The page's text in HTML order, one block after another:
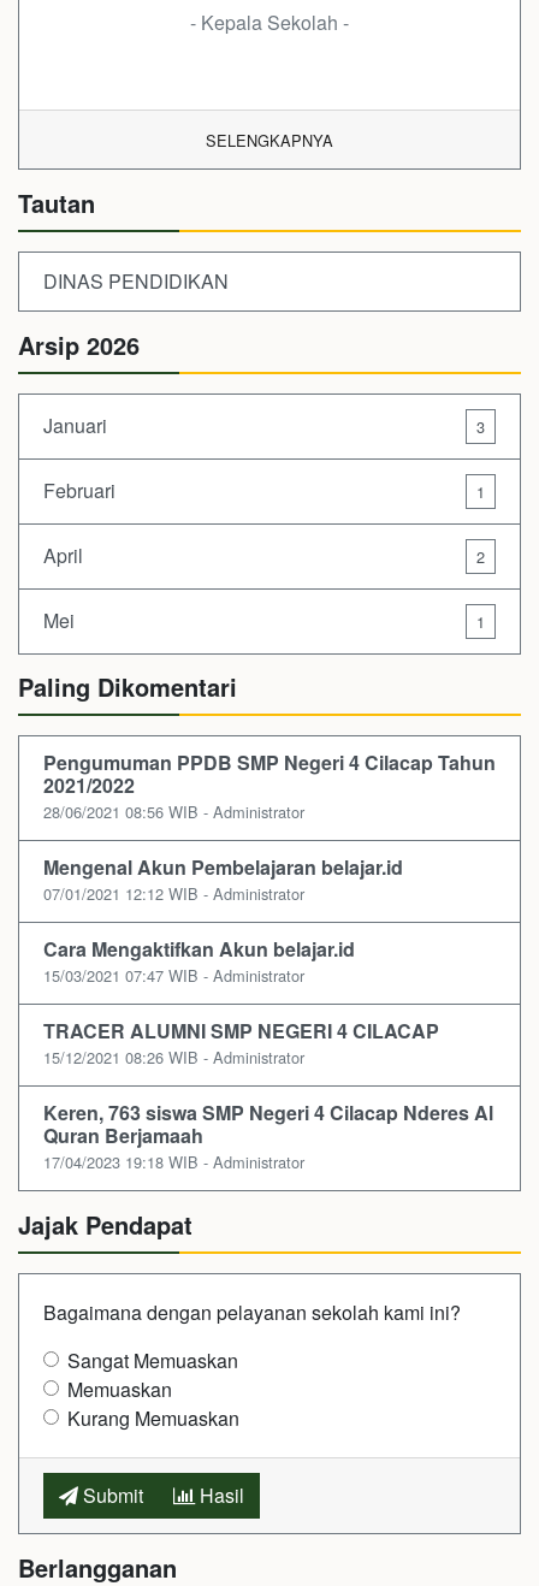
- Kepala Sekolah -
SELENGKAPNYA
Tautan
DINAS PENDIDIKAN
Arsip 2026
Januari 3
Februari 1
April 2
Mei 1
Paling Dikomentari
Pengumuman PPDB SMP Negeri 4 Cilacap Tahun
2021/2022
28/06/2021 08:56 WIB - Administrator
Mengenal Akun Pembelajaran belajar.id
07/01/2021 12:12 WIB - Administrator
Cara Mengaktifkan Akun belajar.id
15/03/2021 07:47 WIB - Administrator
TRACER ALUMNI SMP NEGERI 4 CILACAP
15/12/2021 08:26 WIB - Administrator
Keren, 763 siswa SMP Negeri 4 Cilacap Nderes Al
Quran Berjamaah
17/04/2023 19:18 WIB - Administrator
Jajak Pendapat
Bagaimana dengan pelayanan sekolah kami ini?
Sangat Memuaskan
Memuaskan
Kurang Memuaskan
Submit Hasil
Berlangganan